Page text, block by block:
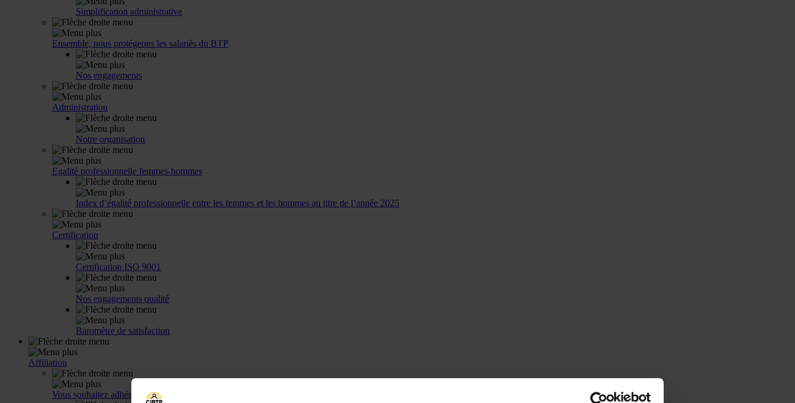
Simplification administrative
Ensemble, nous protégeons les salariés du BTP
Nos engagements
Administration
Notre organisation
Egalité professionnelle femmes-hommes
Index d’égalité professionnelle entre les femmes et les hommes au titre de l’année 2025
Certification
Certification ISO 9001
Nos engagements qualité
Baromètre de satisfaction
Affiliation
Vous souhaitez adhérer